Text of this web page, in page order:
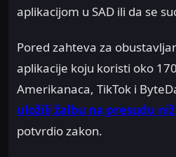
aplikacijom u SAD ili da se
Pored zahteva za
aplikacije koju koristi oko
Amerikanaca, TikTok i
uložili žalbu na presudu
potvrdio zakon.